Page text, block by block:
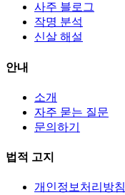
사주 블로그
작명 분석
신살 해설
안내
소개
자주 묻는 질문
문의하기
법적 고지
개인정보처리방침